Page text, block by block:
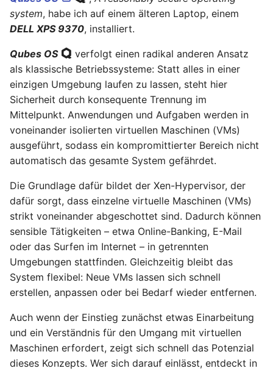
t
i
a
l
i
i
e
r
t
Januar 2026
November 2025
Oktober 2025
September 2025
August 2025
Juli 2025
Mai 2025
April 2025
März 2025
Februar 2025
Januar 2025
November 2024
Nitrokey
OpenWrt
Pi-hole
Qubes OS
Raspberry-Pi
Software
Synology
Tools
Windows
YubiKey
openmediavault
Linux
Ansible
OpenWRT
LaTeX
Tools & Apps
zur Verwaltung von
Schlüsselpaaren
OpenPGP-Schlüssel auf
den YubiKey exportieren
Öffentlichen SSH-
Schlüssel auf Linux-
Server übertragen und
für passwortlose
Anmeldung nutzen
YubiKey als zweiten
Faktor für den
Passwortmanager
KeePassXC
Thunderbird OpenPGP
Ready - E-Mails
verschlüsseln und
signieren
OpenWrt – Let's Encrypt
Secure LuCi Access Via
SSH
Secure LuCi Access Via SSH
Network Configuration
Configuration
Statistik And Monitoring
OpenWrt - Statistik And
Monitoring
Stubby
OpenWrt – Stubby
System Configuration
OpenWrt - System
AVM FRITZ!Box 4040 -
Upgrade
AVM FRITZ!Box 4040 -
Upgrade
system, habe ich auf einem älteren Laptop, einem
DELL XPS 9370, installiert.
Qubes OS
verfolgt einen radikal anderen Ansatz
als klassische Betriebssysteme: Statt alles in einer
einzigen Umgebung laufen zu lassen, steht hier
Sicherheit durch konsequente Trennung im
Mittelpunkt. Anwendungen und Aufgaben werden in
voneinander isolierten virtuellen Maschinen (VMs)
ausgeführt, sodass ein kompromittierter Bereich nicht
automatisch das gesamte System gefährdet.
Die Grundlage dafür bildet der Xen-Hypervisor, der
dafür sorgt, dass einzelne virtuelle Maschinen (VMs)
strikt voneinander abgeschottet sind. Dadurch können
sensible Tätigkeiten – etwa Online-Banking, E-Mail
oder das Surfen im Internet – in getrennten
Umgebungen stattfinden. Gleichzeitig bleibt das
System flexibel: Neue VMs lassen sich schnell
erstellen, anpassen oder bei Bedarf wieder entfernen.
Auch wenn der Einstieg zunächst etwas Einarbeitung
und ein Verständnis für den Umgang mit virtuellen
Maschinen erfordert, zeigt sich schnell das Potenzial
dieses Konzepts. Wer sich darauf einlässt, entdeckt in